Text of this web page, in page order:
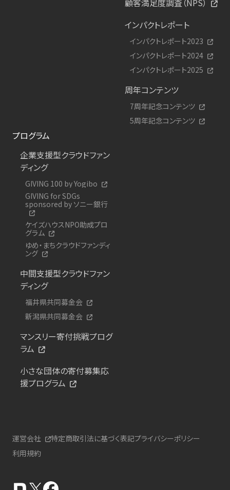
インパクトレポート
インパクトレポート2023
インパクトレポート2024
インパクトレポート2025
周年コンテンツ
7周年記念コンテンツ
5周年記念コンテンツ
プログラム
企業支援型クラウドファン
ディング
GIVING 100 by Yogibo
GIVING for SDGs
sponsored by ソニー銀行
ケイズハウスNPO助成プロ
グラム
ゆめ・まちクラウドファンディ
ング
中間支援型クラウドファン
ディング
福井県共同募金会
新潟県共同募金会
マンスリー寄付挑戦プログ
ラム
小さな団体の寄付募集応
援プログラム
運営会社 特定商取引法に基づく表記プライバシーポリシー
利用規約